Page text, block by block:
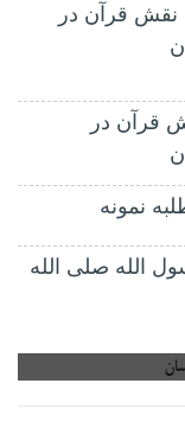
نقش قرآن در
قرآن در
نمونه
الله صلی الله